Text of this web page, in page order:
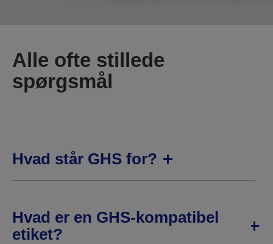
Alle ofte stillede
spørgsmål
Hvad står GHS for?
Hvad er en GHS-kompatibel
etiket?